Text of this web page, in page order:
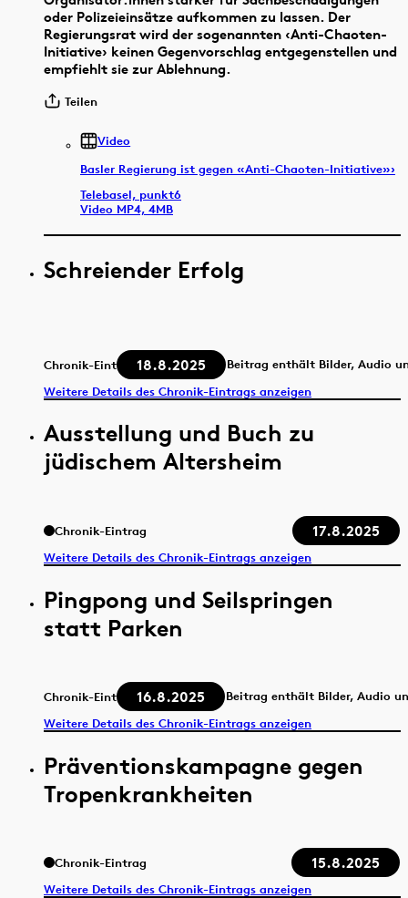
oder Polizeieinsätze aufkommen zu lassen. Der
Regierungsrat wird der sogenannten ‹Anti-Chaoten-
Initiative› keinen Gegenvorschlag entgegenstellen und
empfiehlt sie zur Ablehnung.
Teilen
Video
Basler Regierung ist gegen «Anti-Chaoten-Initiative»›
Telebasel, punkt6
Video MP4, 4MB
Schreiender Erfolg
Chronik-Eintrag 18.8.2025
Beitrag enthält Bilder, Audio
Weitere Details des Chronik-Eintrags anzeigen
Ausstellung und Buch zu
jüdischem Altersheim
Chronik-Eintrag 17.8.2025
Weitere Details des Chronik-Eintrags anzeigen
Pingpong und Seilspringen
statt Parken
Chronik-Eintrag 16.8.2025
Beitrag enthält Bilder, Audio
Weitere Details des Chronik-Eintrags anzeigen
Präventionskampagne gegen
Tropenkrankheiten
Chronik-Eintrag 15.8.2025
Weitere Details des Chronik-Eintrags anzeigen